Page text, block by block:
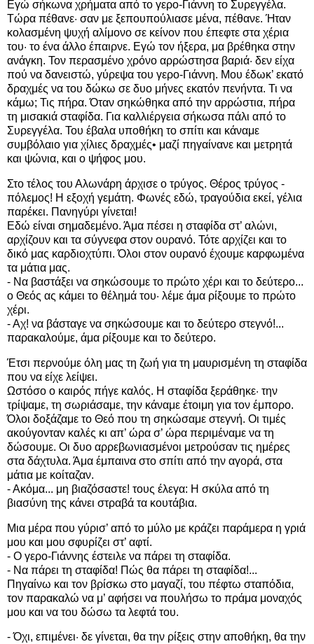
Εγώ σήκωνα χρήματα από το γερο-Γιάννη το Συρεγγέλα.
Τώρα πέθανε· σαν με ξεπουπούλιασε μένα, πέθανε. Ήταν
κολασμένη ψυχή αλίμονο σε κείνον που έπεφτε στα χέρια
του· το ένα άλλο έπαιρνε. Εγώ τον ήξερα, μα βρέθηκα στην
ανάγκη. Τον περασμένο χρόνο αρρώστησα βαριά· δεν είχα
πού να δανειστώ, γύρεψα του γερο-Γιάννη. Μου έδωκ’ εκατό
δραχμές να του δώκω σε δυο μήνες εκατόν πενήντα. Τι να
κάμω; Τις πήρα. Όταν σηκώθηκα από την αρρώστια, πήρα
τη μισακιά σταφίδα. Για καλλιέργεια σήκωσα πάλι από το
Συρεγγέλα. Του έβαλα υποθήκη το σπίτι και κάναμε
συμβόλαιο για χίλιες δραχμές• μαζί πηγαίνανε και μετρητά
και ψώνια, και ο ψήφος μου.
Στο τέλος του Αλωνάρη άρχισε ο τρύγος. Θέρος τρύγος -
πόλεμος! Η εξοχή γεμάτη. Φωνές εδώ, τραγούδια εκεί, γέλια
παρέκει. Πανηγύρι γίνεται!
Εδώ είναι σημαδεμένο. Άμα πέσει η σταφίδα στ’ αλώνι,
αρχίζουν και τα σύγνεφα στον ουρανό. Τότε αρχίζει και το
δικό μας καρδιοχτύπι. Όλοι στον ουρανό έχουμε καρφωμένα
τα μάτια μας.
- Να βαστάξει να σηκώσουμε το πρώτο χέρι και το δεύτερο...
ο Θεός ας κάμει το θέλημά του· λέμε άμα ρίξουμε το πρώτο
χέρι.
- Αχ! να βάσταγε να σηκώσουμε και το δεύτερο στεγνό!...
παρακαλούμε, άμα ρίξουμε και το δεύτερο.
Έτσι περνούμε όλη μας τη ζωή για τη μαυρισμένη τη σταφίδα
που να είχε λείψει.
Ωστόσο ο καιρός πήγε καλός. Η σταφίδα ξεράθηκε· την
τρίψαμε, τη σωριάσαμε, την κάναμε έτοιμη για τον έμπορο.
Όλοι δοξάζαμε το Θεό που τη σηκώσαμε στεγνή. Οι τιμές
ακούγονταν καλές κι απ’ ώρα σ’ ώρα περιμέναμε να τη
δώσουμε. Οι δυο αρρεβωνιασμένοι μετρούσαν τις ημέρες
στα δάχτυλα. Άμα έμπαινα στο σπίτι από την αγορά, στα
μάτια με κοίταζαν.
- Ακόμα... μη βιαζόσαστε! τους έλεγα: Η σκύλα από τη
βιασύνη της κάνει στραβά τα κουτάβια.
Μια μέρα που γύρισ’ από το μύλο με κράζει παράμερα η γριά
μου και μου σφυρίζει στ’ αφτί.
- Ο γερο-Γιάννης έστειλε να πάρει τη σταφίδα.
- Να πάρει τη σταφίδα! Πώς θα πάρει τη σταφίδα!...
Πηγαίνω και τον βρίσκω στο μαγαζί, του πέφτω σταπόδια,
τον παρακαλώ να μ’ αφήσει να πουλήσω το πράμα μοναχός
μου και να του δώσω τα λεφτά του.
- Όχι, επιμένει· δε γίνεται, θα την ρίξεις στην αποθήκη, θα την